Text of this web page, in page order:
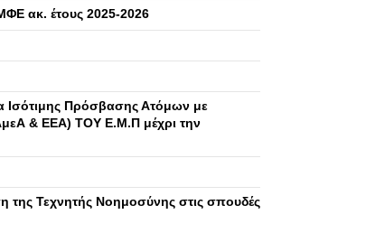
ακ. έτους 2025-2026
Πρόσβασης Ατόμων με
& ΕΕΑ) ΤΟΥ Ε.Μ.Π μέχρι την
της Τεχνητής Νοημοσύνης στις σπουδές